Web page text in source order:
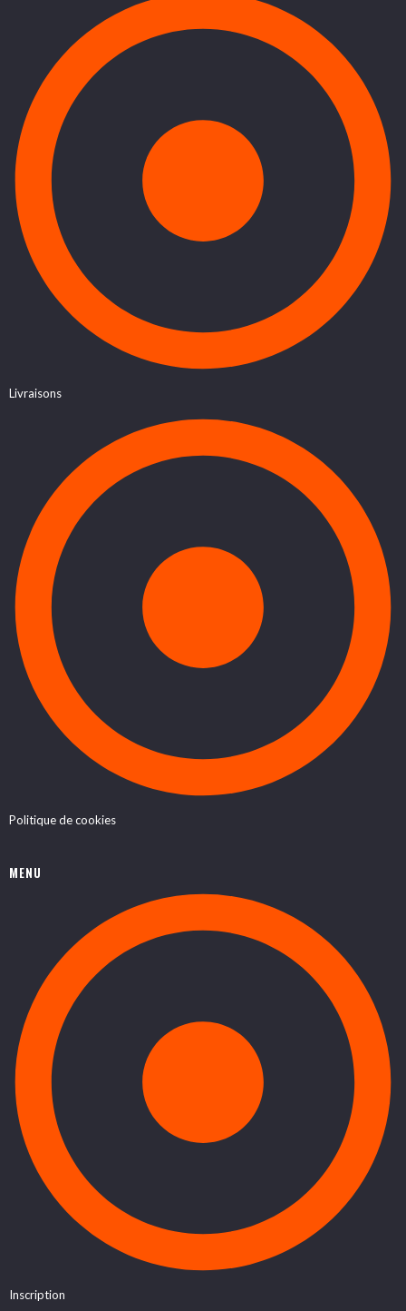
Livraisons
Politique de cookies
MENU
Inscription